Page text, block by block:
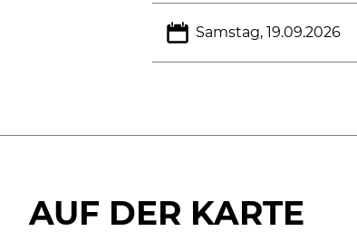
Samstag, 19.09.2026
AUF DER KARTE